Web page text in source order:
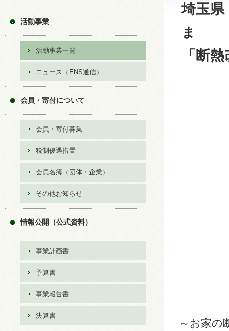
埼玉
ま
「断
～お家の
活動事業
活動事業一覧
ニュース（ENS通信）
会員・寄付について
会員・寄付募集
税制優遇措置
会員名簿（団体・企業）
その他お知らせ
情報公開（公式資料）
事業計画書
予算書
事業報告書
決算書